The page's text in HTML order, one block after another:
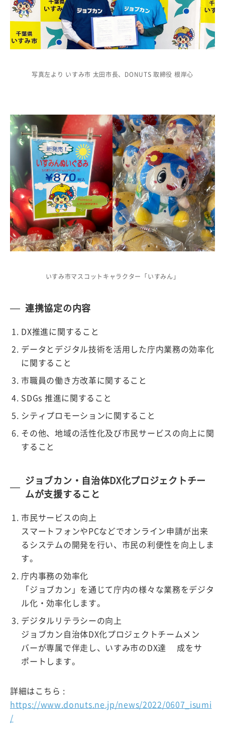
写真左より いすみ市 太田市長、DONUTS 取締役 根岸心
いすみ市マスコットキャラクター「いすみん」
連携協定の内容
DX推進に関すること
データとデジタル技術を活用した庁内業務の効率化
に関すること
市職員の働き方改革に関すること
SDGs 推進に関すること
シティプロモーションに関すること
その他、地域の活性化及び市民サービスの向上に関
すること
ジョブカン・自治体DX化プロジェクトチー
ムが支援すること
市民サービスの向上
スマートフォンやPCなどでオンライン申請が出来
るシステムの開発を行い、市民の利便性を向上しま
す。
庁内事務の効率化
「ジョブカン」を通じて庁内の様々な業務をデジタ
ル化・効率化します。
デジタルリテラシーの向上
ジョブカン自治体DX化プロジェクトチームメン
バーが専属で伴走し、いすみ市のDX達 成をサ
ポートします。
詳細はこちら :
https://www.donuts.ne.jp/news/2022/0607_isumi
/